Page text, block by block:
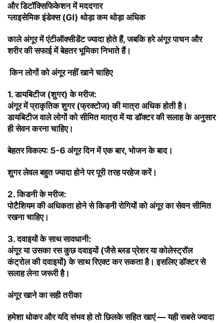
और डिटॉक्सिफिकेशन में मददगार
ग्लाइसेमिक इंडेक्स (GI) थोड़ा कम थोड़ा अधिक
काले अंगूर में एंटीऑक्सीडेंट ज्यादा होते हैं, जबकि हरे अंगूर पाचन और
शरीर की सफाई में बेहतर भूमिका निभातेहैं।
किन लोगों को अंगूर नहीं खाने चाहिए
1.डायबिटीज (शुगर) के मरीज:
अंगूरमें प्राकृतिक शुगर (फ्रक्टोज) की मात्रा अधिक होती है।
डायबिटीज वाले लोगों को सीमित मात्रा में या डॉक्टर की सलाह के अनुसार
ही सेवन करना चाहिए।
बेहतर विकल्प: 5-6 अंगूर दिन में एक बार, भोजन के बाद।
शुगर लेवल बहुत ज्यादा होने पर पूरी तरह परहेज करें।
2.किडनी के मरीज:
पोटैशियम की अधिकता होने से किडनी रोगियों को अंगूर का सेवन सीमित
रखना चाहिए।
3.दवाइयों के साथ सावधानी:
अंगूर या उसका रस कुछ दवाइयों (जैसे ब्लड प्रेशर या कोलेस्ट्रॉल
कंट्रोल की दवाइयों) के साथ रिएक्ट कर सकता है। इसलिए डॉक्टर से
सलाह लेना जरूरी है।
अंगूर खाने का सही तरीका
हमेशा धोकर और यदि संभव हो तो छिलके सहित खाएं — यही सबसे ज्यादा